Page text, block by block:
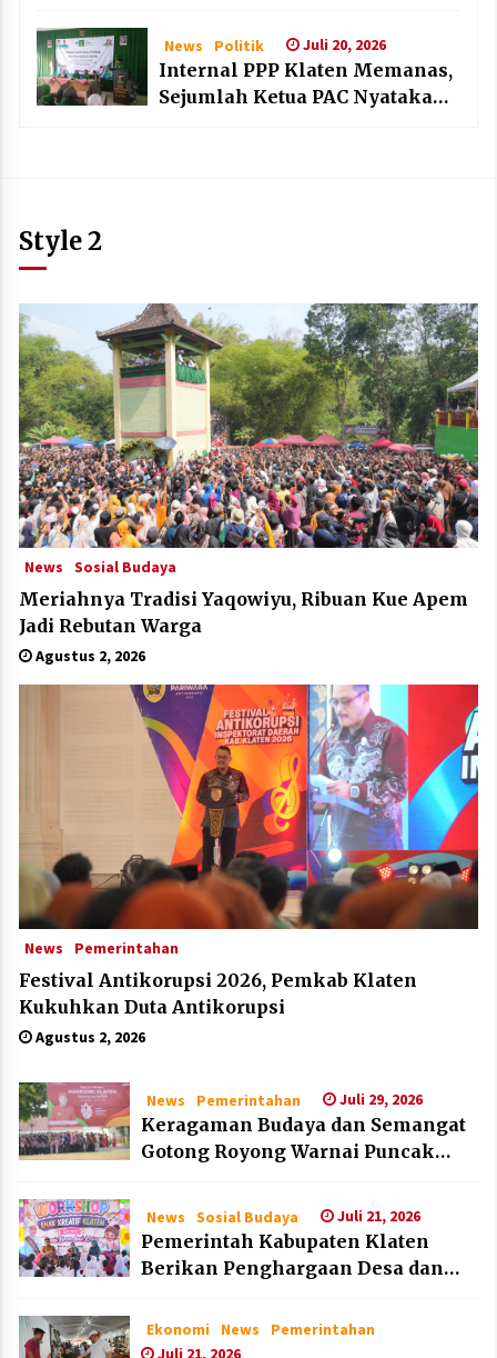
News Politik Juli 20, 2026
Internal PPP Klaten Memanas,
Sejumlah Ketua PAC Nyatakan
Style 2
News Sosial Budaya
Meriahnya Tradisi Yaqowiyu, Ribuan Kue Apem
Jadi Rebutan Warga
Agustus 2, 2026
News Pemerintahan
Festival Antikorupsi 2026, Pemkab Klaten
Kukuhkan Duta Antikorupsi
Agustus 2, 2026
News Pemerintahan Juli 29, 2026
Keragaman Budaya dan Semangat
Gotong Royong Warnai Puncak
News Sosial Budaya Juli 21, 2026
Pemerintah Kabupaten Klaten
Berikan Penghargaan Desa dan
2026
Ekonomi News
Pemerintahan
Juli 21, 2026